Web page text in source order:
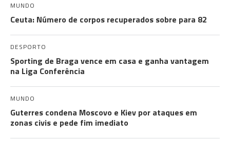
MUNDO
Ceuta: Número de corpos recuperados sobre para 82
DESPORTO
Sporting de Braga vence em casa e ganha vantagem
na Liga Conferência
MUNDO
Guterres condena Moscovo e Kiev por ataques em
zonas civis e pede fim imediato